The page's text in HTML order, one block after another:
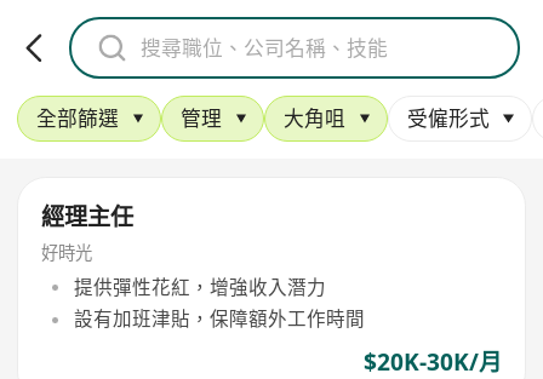
全部篩選 管理 大角咀 受僱形式
經理主任
好時光
提供彈性花紅，增強收入潛力
設有加班津貼，保障額外工作時間
$20K-30K/月